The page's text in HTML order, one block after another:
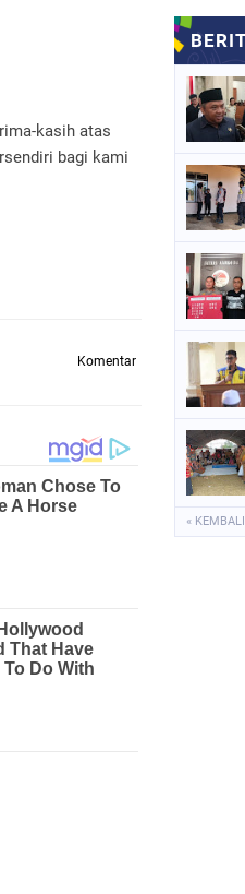
kasih atas
bagi kami
Komentar
« KEMBALI